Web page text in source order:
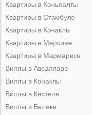
Квартиры в Коньяалты
Квартиры в Стамбуле
Квартиры в Конаклы
Квартиры в Мерсине
Квартиры в Мармарисе
Виллы в Авсалларе
Виллы в Конаклы
Виллы в Кестеле
Виллы в Белеке